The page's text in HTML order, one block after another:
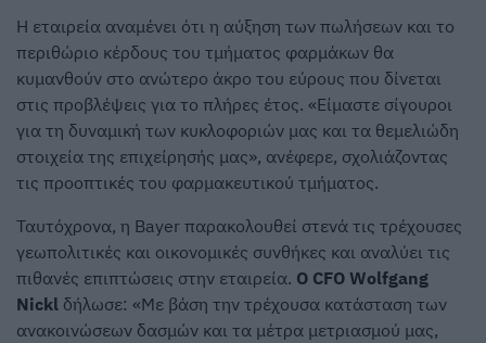
Η εταιρεία αναμένει ότι η αύξηση των πωλήσεων και το
περιθώριο κέρδους του τμήματος φαρμάκων θα
κυμανθούν στο ανώτερο άκρο του εύρους που δίνεται
στις προβλέψεις για το πλήρες έτος. «Είμαστε σίγουροι
για τη δυναμική των κυκλοφοριών μας και τα θεμελιώδη
στοιχεία της επιχείρησής μας», ανέφερε, σχολιάζοντας
τις προοπτικές του φαρμακευτικού τμήματος.
Ταυτόχρονα, η Bayer παρακολουθεί στενά τις τρέχουσες
γεωπολιτικές και οικονομικές συνθήκες και αναλύει τις
πιθανές επιπτώσεις στην εταιρεία. Ο CFO Wolfgang
Nickl δήλωσε: «Με βάση την τρέχουσα κατάσταση των
ανακοινώσεων δασμών και τα μέτρα μετριασμού μας,